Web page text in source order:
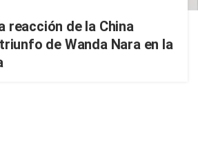
reacción de la China
de Wanda Nara en la